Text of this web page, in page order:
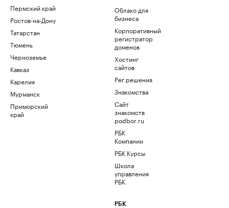
Пермский край
Ростов-на-Дону
Татарстан
Тюмень
Черноземье
Кавказ
Карелия
Мурманск
Приморский
край
Облако для
бизнеса
Корпоративный
регистратор
доменов
Хостинг
сайтов
Рег.решения
Знакомства
Сайт
знакомств
podbor.ru
РБК
Компании
РБК Курсы
Школа
управления
РБК
РБК